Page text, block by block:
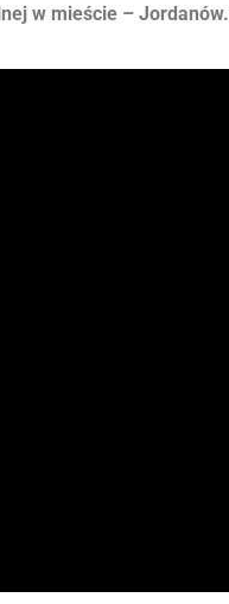
w mieście – Jordanów.